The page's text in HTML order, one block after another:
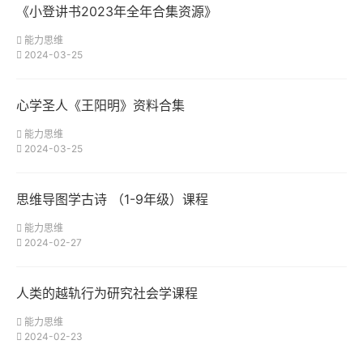
《小登讲书2023年全年合集资源》
能力思维
2024-03-25
心学圣人《王阳明》资料合集
能力思维
2024-03-25
思维导图学古诗 （1-9年级）课程
能力思维
2024-02-27
人类的越轨行为研究社会学课程
能力思维
2024-02-23